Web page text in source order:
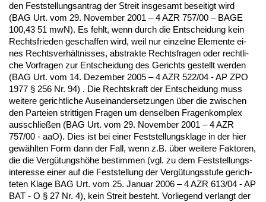
den Fest­stel­lungs­an­trag der Streit ins­ge­samt be­sei­tigt wird
(BAG Urt. vom 29. No­vem­ber 2001 – 4 AZR 757/00 – BA­GE
100,43 51 mwN). Es fehlt, wenn durch die Ent­schei­dung kein
Rechts­frie­den ge­schaf­fen wird, weil nur ein­zel­ne Ele­men­te ei­
nes Rechts­verhält­nis­ses, abs­trak­te Rechts­fra­gen oder recht­li­
che Vor­fra­gen zur Ent­schei­dung des Ge­richts ge­stellt wer­den
(BAG Urt. vom 14. De­zem­ber 2005 – 4 AZR 522/04 - AP ZPO
1977 § 256 Nr. 94) . Die Rechts­kraft der Ent­schei­dung muss
wei­te­re ge­richt­li­che Aus­ein­an­der­set­zun­gen über die zwi­schen
den Par­tei­en strit­ti­gen Fra­gen um den­sel­ben Fra­gen­kom­plex
aus­sch­ließen (BAG Urt. vom 29. No­vem­ber 2001 – 4 AZR
757/00 - aaO). Dies ist bei ei­ner Fest­stel­lungs­kla­ge in der hier
gewähl­ten Form dann der Fall, wenn z.B. über wei­te­re Fak­to­ren,
die die Vergütungshöhe be­stim­men (vgl. zu dem Fest­stel­lungs­
in­ter­es­se ei­ner auf die Fest­stel­lung der Vergütungs­stu­fe ge­rich­
te­ten Kla­ge BAG Urt. vom 25. Ja­nu­ar 2006 – 4 AZR 613/04 - AP
BAT - O § 27 Nr. 4), kein Streit be­steht. Vor­lie­gend ver­langt der